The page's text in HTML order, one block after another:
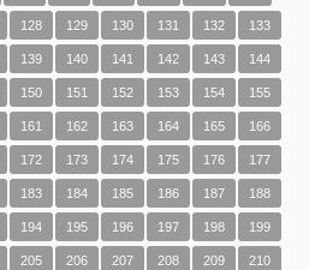
128 129 130 131 132 133
139 140 141 142 143 144
150 151 152 153 154 155
161 162 163 164 165 166
172 173 174 175 176 177
183 184 185 186 187 188
194 195 196 197 198 199
205 206 207 208 209 210